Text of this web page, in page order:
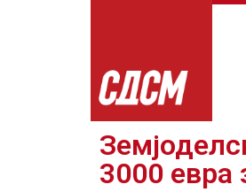
3000 евра